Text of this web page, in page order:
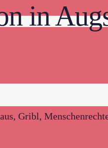
in
Gribl,